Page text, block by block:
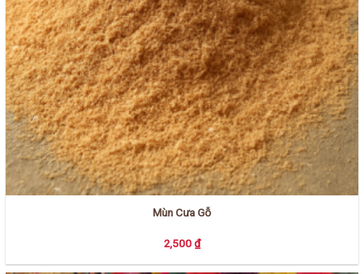
Mùn Cưa Gỗ
2,500₫